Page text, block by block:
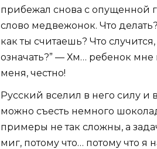
прибежал снова с опущенной
слово медвежонок. Что
как ты считаешь? Что
означать?” — Хм… ребенок
меня, честно!
Русский вселил в него силу и
можно съесть немного
примеры не так сложны, а
миг, потому что… потому что я